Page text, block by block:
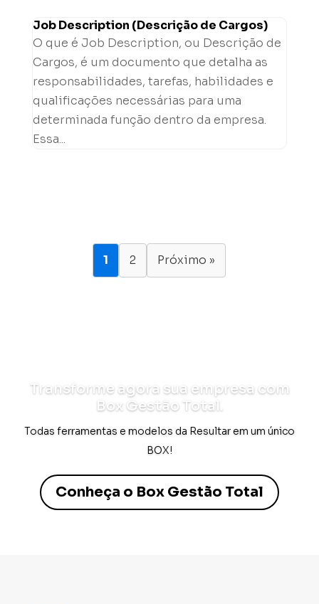
Job Description (Descrição de Cargos)
O que é Job Description, ou Descrição de
Cargos, é um documento que detalha as
responsabilidades, tarefas, habilidades e
qualificações necessárias para uma
determinada função dentro da empresa.
Essa...
1 2 Próximo »
Transforme agora sua empresa com
Box Gestão Total.
Todas ferramentas e modelos da Resultar em um único
BOX!
Conheça o Box Gestão Total